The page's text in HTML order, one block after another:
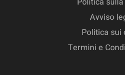
Avviso
Politica sui
Termini e